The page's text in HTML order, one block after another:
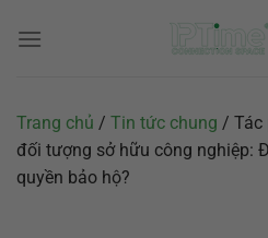
đến
Trang chủ / Tin tức chung / Tác
đối tượng sở hữu công nghiệp:
quyền bảo hộ?